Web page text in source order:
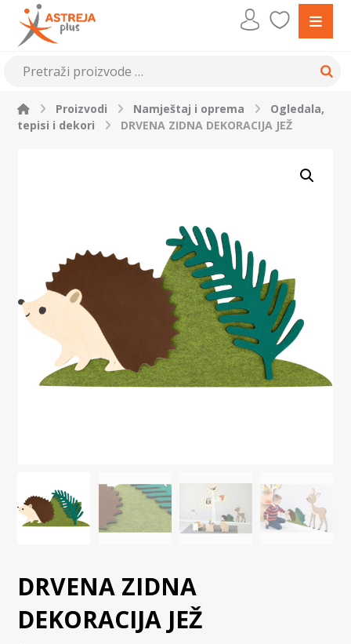
Proizvodi Namještaj i oprema
Ogledala,
tepisi i dekori
DRVENA ZIDNA DEKORACIJA JEŽ
DRVENA ZIDNA
DEKORACIJA JEŽ